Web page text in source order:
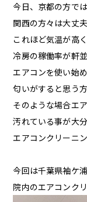
今日、京都の方で
関西の方々は大丈
これほど気温が高
冷房の稼働率が軒
エアコンを使い始
匂いがすると思う
そのような場合エ
汚れている事が大
エアコンクリーニ
今回は千葉県袖ケ
院内のエアコンク